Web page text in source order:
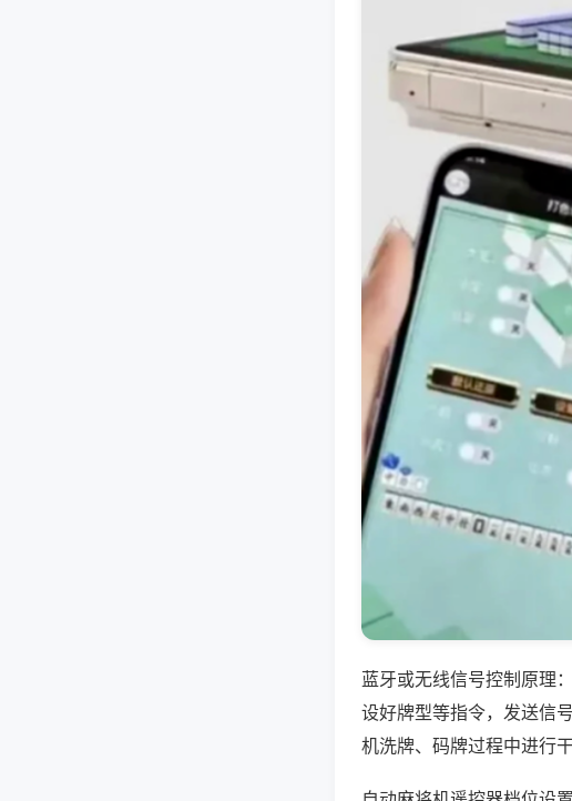
蓝牙或无线信号控制原理
设好牌型等指令，发送信
机洗牌、码牌过程中进行